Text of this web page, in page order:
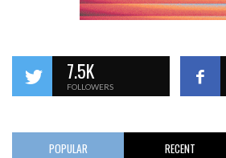
7.5K
FOLLOWERS
POPULAR RECENT